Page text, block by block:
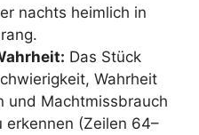
nachts heimlich in
Das Stück
Wahrheit
und Machtmissbrauch
erkennen (Zeilen 64–